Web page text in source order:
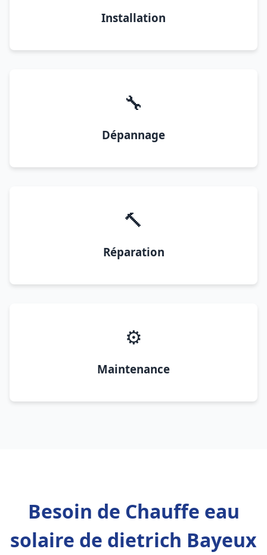
Installation
🔧
Dépannage
🔨
Réparation
⚙️
Maintenance
Besoin de Chauffe eau
solaire de dietrich Bayeux